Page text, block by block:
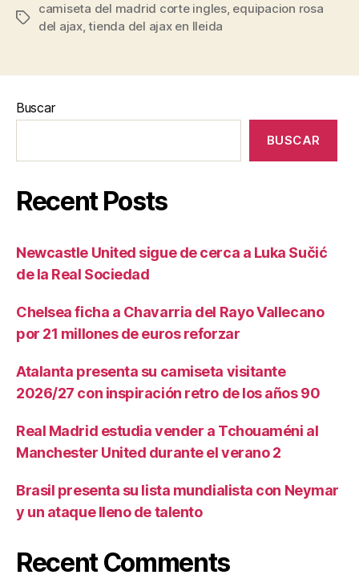
Etiquetas
camiseta del madrid corte ingles, equipacion rosa
del ajax,tienda del ajax en lleida
Buscar
BUSCAR
Recent Posts
Newcastle United sigue de cerca a Luka Sučić
de la Real Sociedad
Chelsea ficha a Chavarria del Rayo Vallecano
por 21 millones de euros reforzar
Atalanta presenta su camiseta visitante
2026/27 con inspiración retro de los años 90
Real Madrid estudia vender a Tchouaméni al
Manchester United durante el verano 2
Brasil presenta su lista mundialista con Neymar
y un ataque lleno de talento
Recent Comments